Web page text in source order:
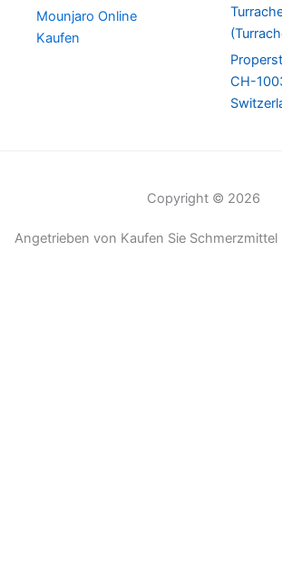
Mounjaro Online
Kaufen
CH-
Copyright © 2026
Angetrieben von Kaufen Sie